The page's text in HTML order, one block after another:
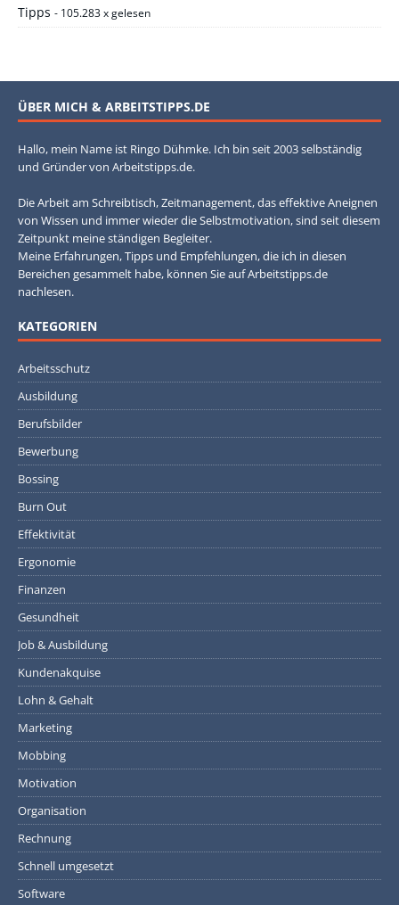
Tipps - 105.283 x gelesen
ÜBER MICH & ARBEITSTIPPS.DE
Hallo, mein Name ist Ringo Dühmke. Ich bin seit 2003 selbständig
und Gründer von Arbeitstipps.de.
Die Arbeit am Schreibtisch, Zeitmanagement, das effektive Aneignen
von Wissen und immer wieder die Selbstmotivation, sind seit diesem
Zeitpunkt meine ständigen Begleiter.
Meine Erfahrungen, Tipps und Empfehlungen, die ich in diesen
Bereichen gesammelt habe, können Sie auf Arbeitstipps.de
nachlesen.
KATEGORIEN
Arbeitsschutz
Ausbildung
Berufsbilder
Bewerbung
Bossing
Burn Out
Effektivität
Ergonomie
Finanzen
Gesundheit
Job & Ausbildung
Kundenakquise
Lohn & Gehalt
Marketing
Mobbing
Motivation
Organisation
Rechnung
Schnell umgesetzt
Software